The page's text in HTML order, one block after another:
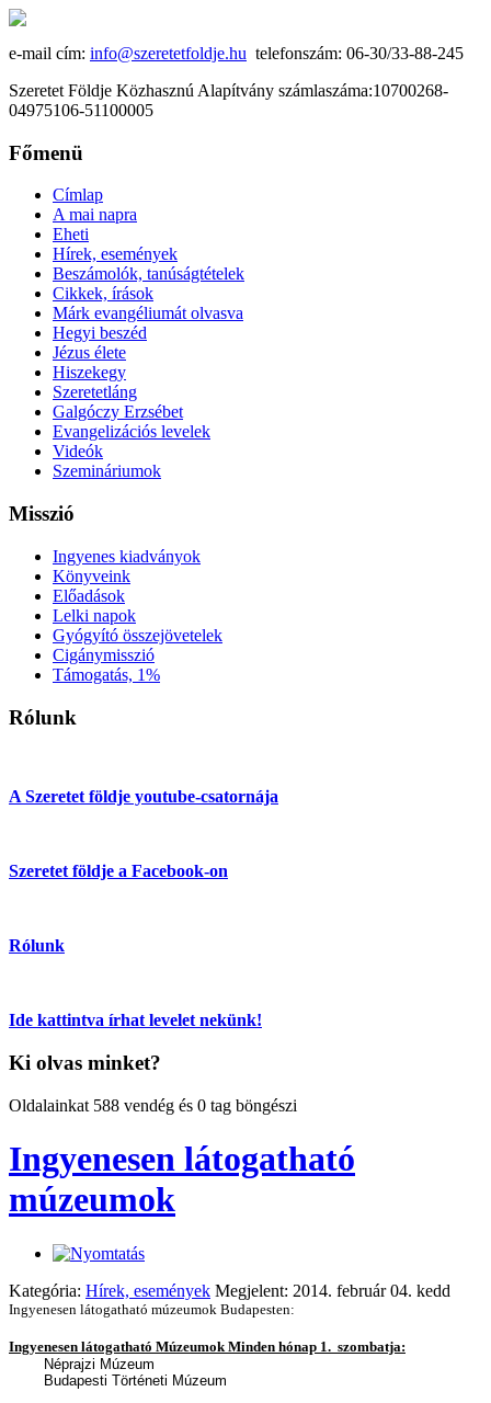
e-mail cím: info@szeretetfoldje.hu telefonszám: 06-30/33-88-245
Szeretet Földje Közhasznú Alapítvány számlaszáma:10700268-
04975106-51100005
Főmenü
Címlap
A mai napra
Eheti
Hírek, események
Beszámolók, tanúságtételek
Cikkek, írások
Márk evangéliumát olvasva
Hegyi beszéd
Jézus élete
Hiszekegy
Szeretetláng
Galgóczy Erzsébet
Evangelizációs levelek
Videók
Szemináriumok
Misszió
Ingyenes kiadványok
Könyveink
Előadások
Lelki napok
Gyógyító összejövetelek
Cigánymisszió
Támogatás, 1%
Rólunk
A Szeretet földje youtube-csatornája
Szeretet földje a Facebook-on
Rólunk
Ide kattintva írhat levelet nekünk!
Ki olvas minket?
Oldalainkat 588 vendég és 0 tag böngészi
Ingyenesen látogatható
múzeumok
Kategória: Hírek, események Megjelent: 2014. február 04. kedd
Ingyenesen látogatható múzeumok Budapesten:
Ingyenesen látogatható Múzeumok Minden hónap 1. szombatja:
Néprajzi Múzeum
Budapesti Történeti Múzeum